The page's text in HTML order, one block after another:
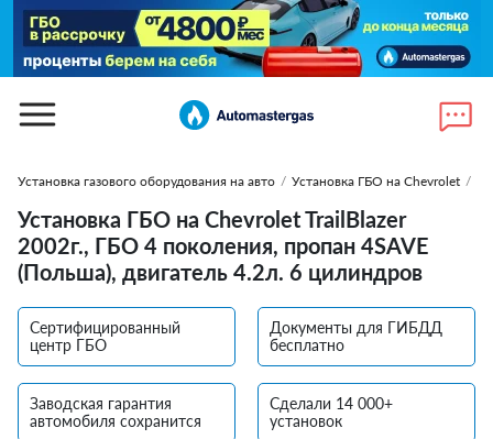
Установка газового оборудования на авто / Установка ГБО на Chevrolet /
Установка ГБО на Chevrolet TrailBlazer
2002г., ГБО 4 поколения, пропан 4SAVE
(Польша), двигатель 4.2л. 6 цилиндров
Сертифицированный
центр ГБО
Документы для ГИБДД
бесплатно
Заводская гарантия
автомобиля сохранится
Сделали 14 000+
установок